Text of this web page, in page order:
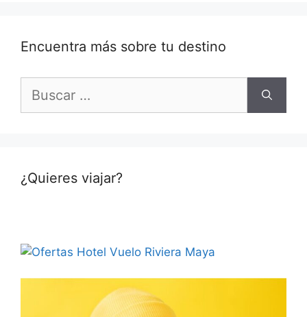
Encuentra más sobre tu destino
¿Quieres viajar?